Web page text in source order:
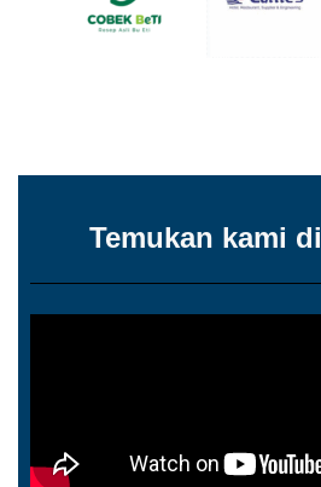
Temukan kami